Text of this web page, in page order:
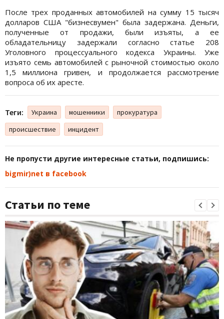
После трех проданных автомобилей на сумму 15 тысяч
долларов США "бизнесвумен" была задержана. Деньги,
полученные от продажи, были изъяты, а ее
обладательницу задержали согласно статье 208
Уголовного процессуального кодекса Украины. Уже
изъято семь автомобилей с рыночной стоимостью около
1,5 миллиона гривен, и продолжается рассмотрение
вопроса об их аресте.
Теги: Украина мошенники
прокуратура
происшествие
инцидент
Не пропусти другие интересные статьи, подпишись:
bigmir)net в facebook
Статьи по теме